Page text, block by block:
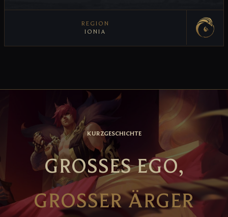
REGION
IONIA
KURZGESCHICHTE
GROSSES EGO,
GROSSER ÄRGER